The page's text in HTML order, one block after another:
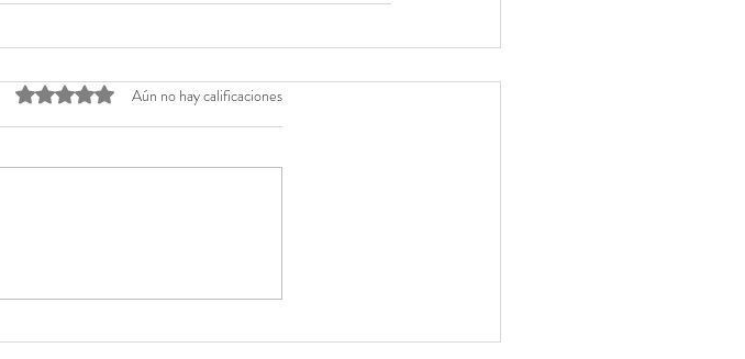
Obtuvo 0 de 5 estrellas.Aún no hay calificaciones